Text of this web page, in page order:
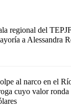
regional del
a Alessandra
al narco en el
cuyo valor